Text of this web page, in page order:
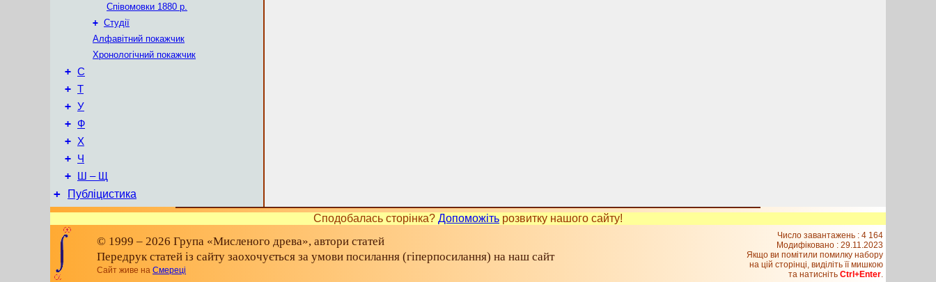
Співомовки 1880 р.
+ Студії
Алфавітний покажчик
Хронологічний покажчик
+ С
+ Т
+ У
+ Ф
+ Х
+ Ч
+ Ш – Щ
+ Публіцистика
Сподобалась сторінка? Допоможіть розвитку нашого сайту!
© 1999 – 2026 Група «Мисленого древа», автори статей
Передрук статей із сайту заохочується за умови посилання (гіперпосилання) на наш сайт
Сайт живе на Смереці
Число завантажень : 4 164
Модифіковано : 29.11.2023
Якщо ви помітили помилку набору
на цiй сторiнцi, видiлiть її мишкою
та натисніть Ctrl+Enter.